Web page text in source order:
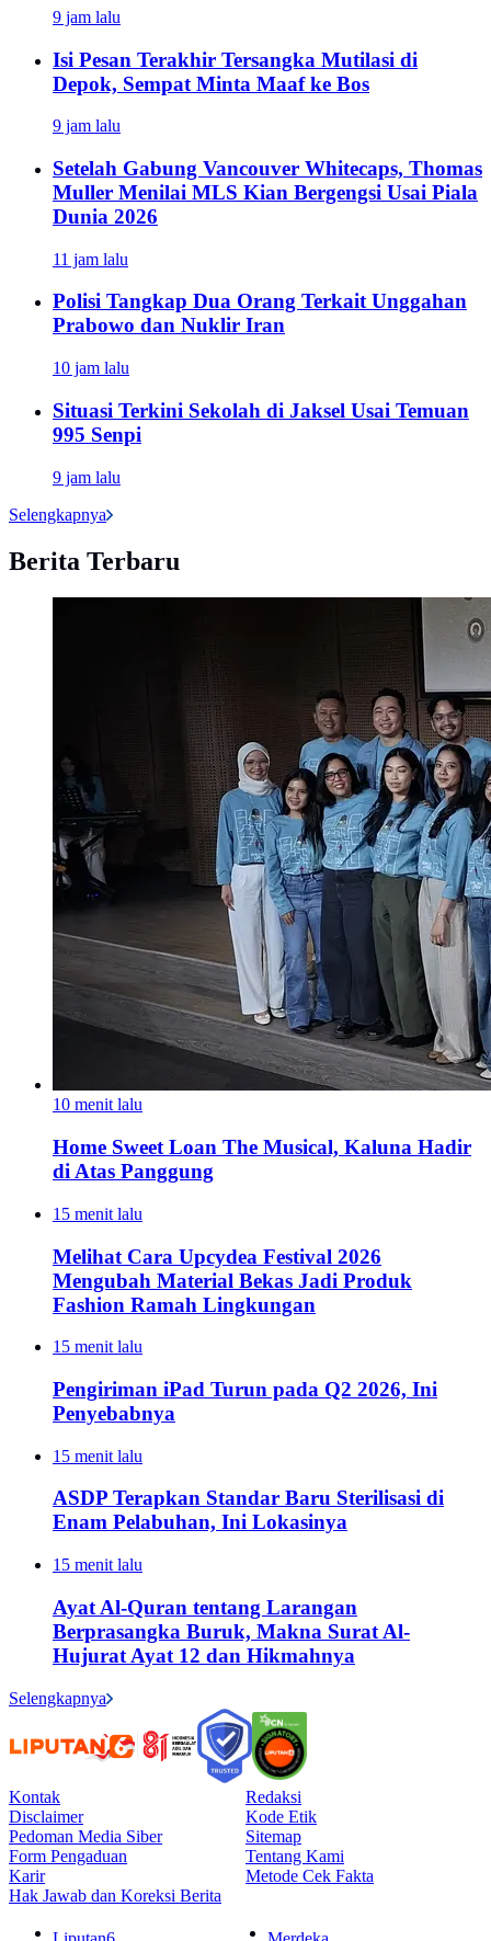
9 jam lalu
Isi Pesan Terakhir Tersangka Mutilasi di
Depok, Sempat Minta Maaf ke Bos
9 jam lalu
Setelah Gabung Vancouver Whitecaps, Thomas
Muller Menilai MLS Kian Bergengsi Usai Piala
Dunia 2026
11 jam lalu
Polisi Tangkap Dua Orang Terkait Unggahan
Prabowo dan Nuklir Iran
10 jam lalu
Situasi Terkini Sekolah di Jaksel Usai Temuan
995 Senpi
9 jam lalu
Selengkapnya
Berita Terbaru
10 menit lalu
Home Sweet Loan The Musical, Kaluna Hadir
di Atas Panggung
15 menit lalu
Melihat Cara Upcydea Festival 2026
Mengubah Material Bekas Jadi Produk
Fashion Ramah Lingkungan
15 menit lalu
Pengiriman iPad Turun pada Q2 2026, Ini
Penyebabnya
15 menit lalu
ASDP Terapkan Standar Baru Sterilisasi di
Enam Pelabuhan, Ini Lokasinya
15 menit lalu
Ayat Al-Quran tentang Larangan
Berprasangka Buruk, Makna Surat Al-
Hujurat Ayat 12 dan Hikmahnya
Selengkapnya
Kontak
Redaksi
Disclaimer
Kode Etik
Pedoman Media Siber
Sitemap
Form Pengaduan
Tentang Kami
Karir
Metode Cek Fakta
Hak Jawab dan Koreksi Berita